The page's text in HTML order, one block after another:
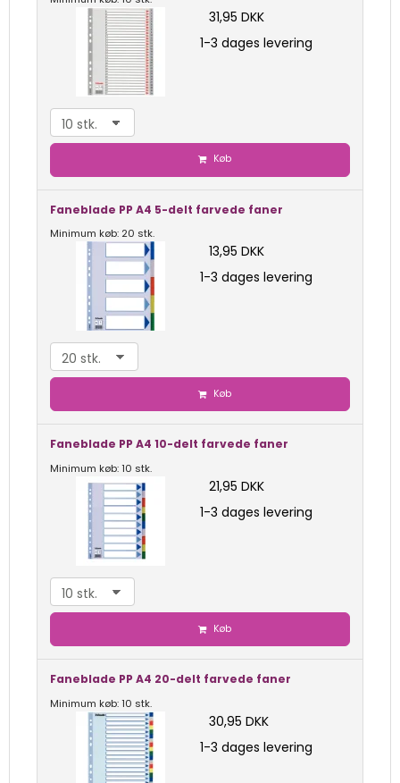
31,95 DKK
1-3 dages levering
Køb
Faneblade PP A4 5-delt farvede faner
Minimum køb: 20 stk.
13,95 DKK
1-3 dages levering
Køb
Faneblade PP A4 10-delt farvede faner
Minimum køb: 10 stk.
21,95 DKK
1-3 dages levering
Køb
Faneblade PP A4 20-delt farvede faner
Minimum køb: 10 stk.
30,95 DKK
1-3 dages levering